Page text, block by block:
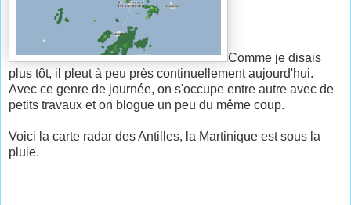
Comme je disais
plus tôt, il pleut à peu près continuellement aujourd'hui.
Avec ce genre de journée, on s'occupe entre autre avec de
petits travaux et on blogue un peu du même coup.
Voici la carte radar des Antilles, la Martinique est sous la
pluie.